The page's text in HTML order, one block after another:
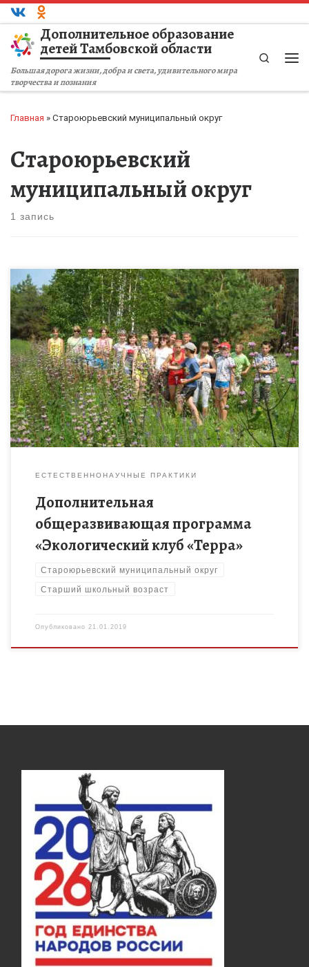
Перейти к содержимому
Дополнительное образование
детей Тамбовской области
Большая дорога жизни, добра и света, удивительного мира
творчества и познания
Search
Главная » Староюрьевский муниципальный округ
Староюрьевский
муниципальный округ
1 запись
Программа направлена на приобщение учащихся к
экологическим исследованиям путем проведения
мониторинговых наблюдений окружающей среды
ЕСТЕСТВЕННОНАУЧНЫЕ ПРАКТИКИ
Дополнительная
общеразвивающая программа
«Экологический клуб «Терра»
Староюрьевский муниципальный округ
Старший школьный возраст
Опубликовано 21.01.2019